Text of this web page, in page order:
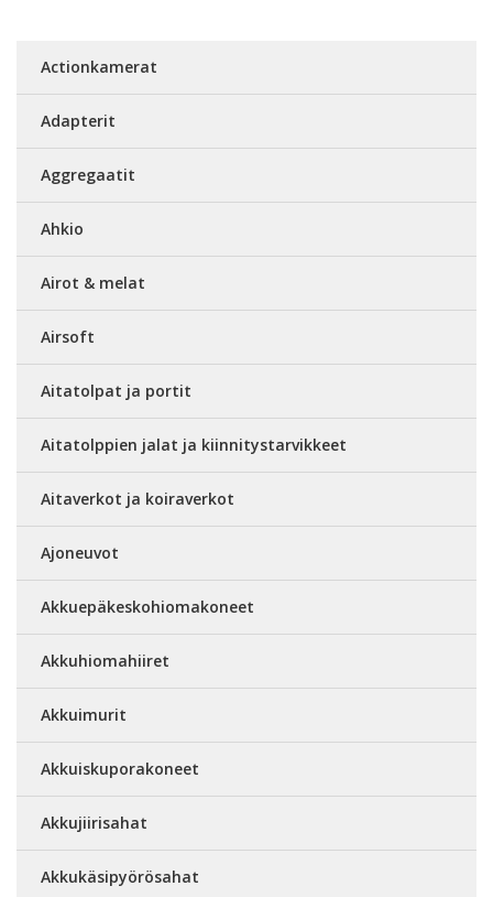
Actionkamerat
Adapterit
Aggregaatit
Ahkio
Airot & melat
Airsoft
Aitatolpat ja portit
Aitatolppien jalat ja kiinnitystarvikkeet
Aitaverkot ja koiraverkot
Ajoneuvot
Akkuepäkeskohiomakoneet
Akkuhiomahiiret
Akkuimurit
Akkuiskuporakoneet
Akkujiirisahat
Akkukäsipyörösahat